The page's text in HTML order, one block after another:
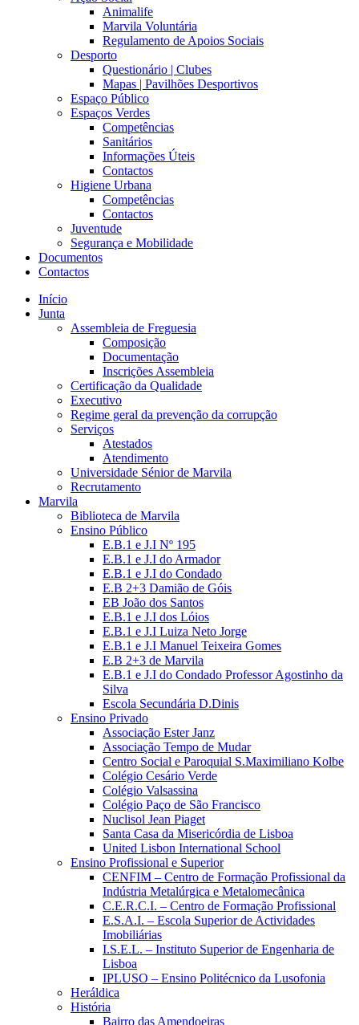
Animalife
Marvila Voluntária
Regulamento de Apoios Sociais
Desporto
Questionário | Clubes
Mapas | Pavilhões Desportivos
Espaço Público
Espaços Verdes
Competências
Sanitários
Informações Úteis
Contactos
Higiene Urbana
Competências
Contactos
Juventude
Segurança e Mobilidade
Documentos
Contactos
Início
Junta
Assembleia de Freguesia
Composição
Documentação
Inscrições Assembleia
Certificação da Qualidade
Executivo
Regime geral da prevenção da corrupção
Serviços
Atestados
Atendimento
Universidade Sénior de Marvila
Recrutamento
Marvila
Biblioteca de Marvila
Ensino Público
E.B.1 e J.I Nº 195
E.B.1 e J.I do Armador
E.B.1 e J.I do Condado
E.B 2+3 Damião de Góis
EB João dos Santos
E.B.1 e J.I dos Lóios
E.B.1 e J.I Luiza Neto Jorge
E.B.1 e J.I Manuel Teixeira Gomes
E.B 2+3 de Marvila
E.B.1 e J.I do Condado Professor Agostinho da
Silva
Escola Secundária D.Dinis
Ensino Privado
Associação Ester Janz
Associação Tempo de Mudar
Centro Social e Paroquial S.Maximiliano Kolbe
Colégio Cesário Verde
Colégio Valsassina
Colégio Paço de São Francisco
Nuclisol Jean Piaget
Santa Casa da Misericórdia de Lisboa
United Lisbon International School
Ensino Profissional e Superior
CENFIM – Centro de Formação Profissional da
Indústria Metalúrgica e Metalomecânica
C.E.R.C.I. – Centro de Formação Profissional
E.S.A.I. – Escola Superior de Actividades
Imobiliárias
I.S.E.L. – Instituto Superior de Engenharia de
Lisboa
IPLUSO – Ensino Politécnico da Lusofonia
Heráldica
História
Bairro das Amendoeiras